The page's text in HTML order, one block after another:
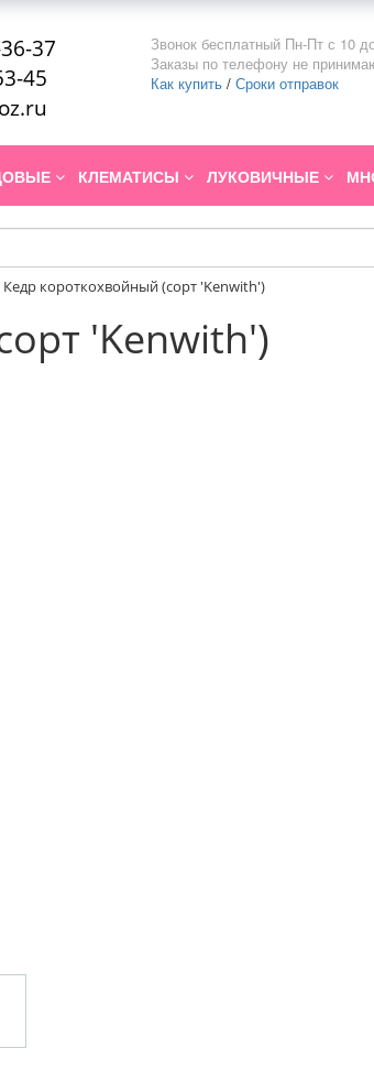
37
45
Звонок бесплатный Пн-Пт с 10
Заказы по телефону не
Как купить / Сроки отправок
КЛЕМАТИСЫ ЛУКОВИЧНЫЕ
Кедр короткохвойный (сорт 'Kenwith')
'Kenwith')